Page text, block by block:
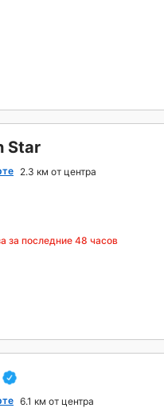
Star
2.3 км от центра
за последние 48 часов
6.1 км от центра